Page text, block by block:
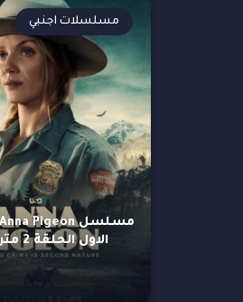
الاول الحلقة 2 مترجمة
مسلسلات اجنبي